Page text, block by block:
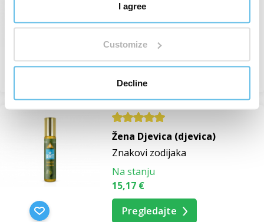
I agree
Customize
Decline
Znakovi zodijaka
Na stanju
4,20 €14,01 €
Pregledajte
Žena Djevica (djevica)
Znakovi zodijaka
Na stanju
15,17 €
Pregledajte